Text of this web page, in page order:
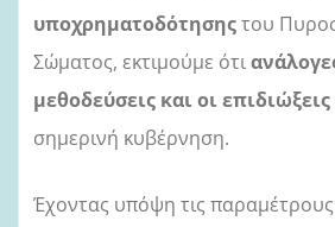
υποχρηματοδότησηςτου
Σώματος, εκτιμούμε ότι
μεθοδεύσεις και οι επιδιώξεις
σημερινή κυβέρνηση.
Έχοντας υπόψη τις παραμέτρους